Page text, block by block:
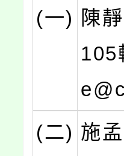
(一) 陳
105
(二) 施